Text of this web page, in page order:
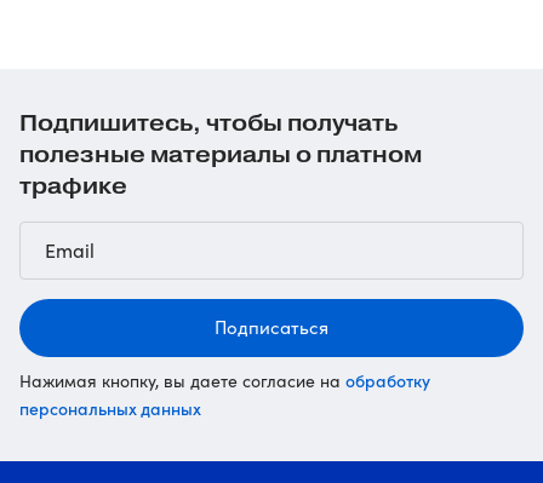
Подпишитесь, чтобы получать
полезные материалы о платном
трафике
Подписаться
Нажимая кнопку, вы даете согласие на обработку
персональных данных